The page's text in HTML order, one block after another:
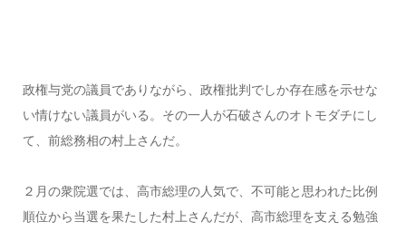
政権与党の議員でありながら、政権批判でしか存在感を示せな
い情けない議員がいる。その一人が石破さんのオトモダチにし
て、前総務相の村上さんだ。
２月の衆院選では、高市総理の人気で、不可能と思われた比例
順位から当選を果たした村上さんだが、高市総理を支える勉強